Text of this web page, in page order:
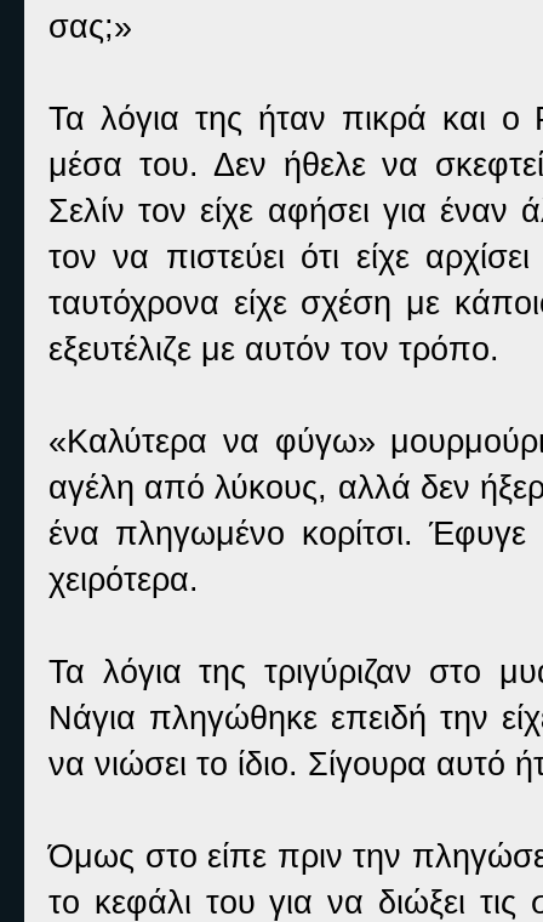
σας;»
Τα λόγια της ήταν πικρά και ο
μέσα του. Δεν ήθελε να
Σελίν τον είχε αφήσει για
τον να πιστεύει ότι είχε
ταυτόχρονα είχε σχέση με
εξευτέλιζε με αυτόν τον τρόπο.
«Καλύτερα να φύγω»
αγέλη από λύκους, αλλά δεν
ένα πληγωμένο κορίτσι.
χειρότερα.
Τα λόγια της τριγύριζαν
Νάγια πληγώθηκε επειδή την
να νιώσει το ίδιο. Σίγουρα αυτό
Όμως στο είπε πριν την
το κεφάλι του για να διώξει